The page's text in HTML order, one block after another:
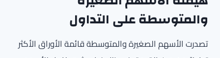
والمتوسطة على التداول
تصدرت الأسهم الصغيرة والمتوسطة قائمة الأوراق الأكثر